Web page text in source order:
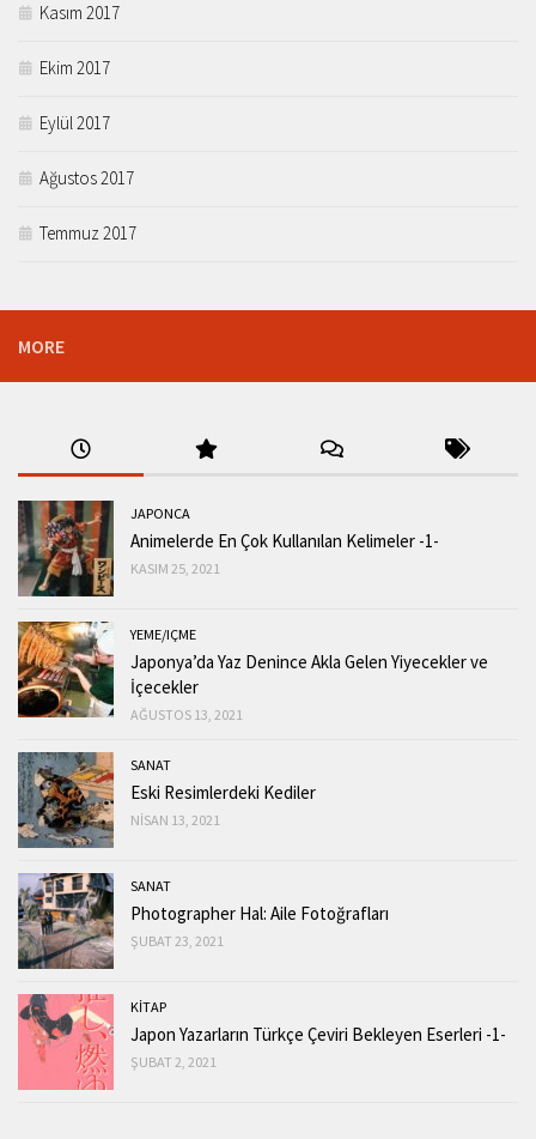
Kasım 2017
Ekim 2017
Eylül 2017
Ağustos 2017
Temmuz 2017
MORE
JAPONCA
Animelerde En Çok Kullanılan Kelimeler -1-
KASIM 25, 2021
YEME/IÇME
Japonya’da Yaz Denince Akla Gelen Yiyecekler ve
İçecekler
AĞUSTOS 13, 2021
SANAT
Eski Resimlerdeki Kediler
NISAN 13, 2021
SANAT
Photographer Hal: Aile Fotoğrafları
ŞUBAT 23, 2021
KİTAP
Japon Yazarların Türkçe Çeviri Bekleyen Eserleri -1-
ŞUBAT 2, 2021